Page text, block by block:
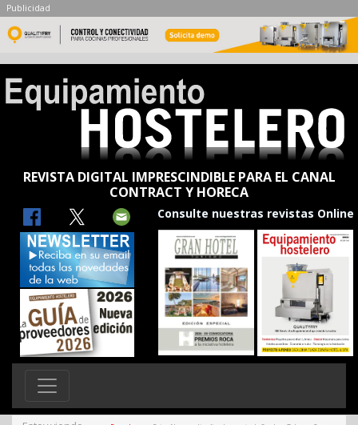
Publicidad
REVISTA DIGITAL IMPRESCINDIBLE PARA EL CANAL
CONTRACT Y HORECA
Consulte nuestras revistas Online